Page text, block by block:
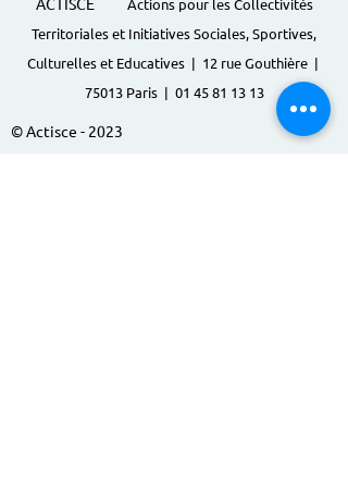
Actions pour les Collectivités
Territoriales et Initiatives Sociales, Sportives,
Culturelles et Educatives | 12 rue Gouthière |
75013 Paris | 01 45 81 13 13
© Actisce - 2023